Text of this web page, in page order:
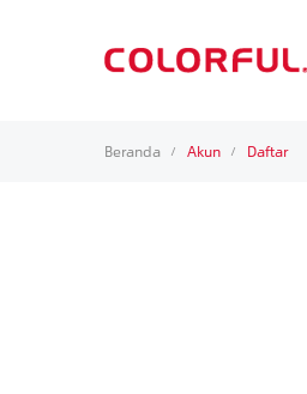
Beranda / Akun / Daftar